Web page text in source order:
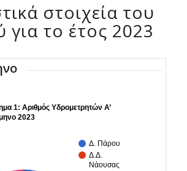
στοιχεία του
για το έτος 2023
1: Αριθμός Υδρομετρητών Α’
2023
Δ. Πάρου
Δ.Δ.
Νάουσας